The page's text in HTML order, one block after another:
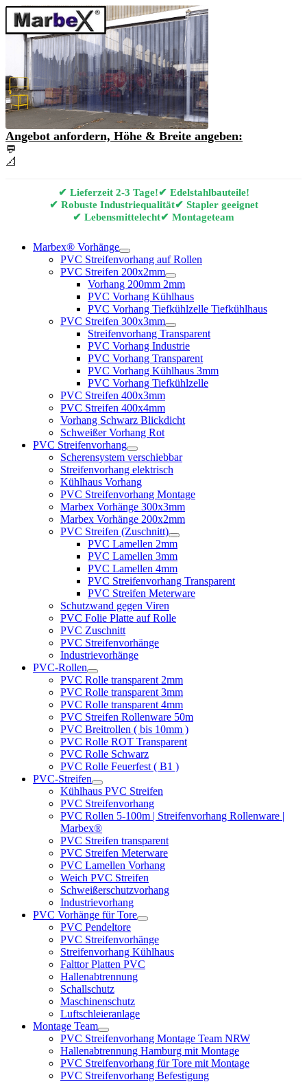
Angebot anfordern, Höhe & Breite angeben:
💬
📐
✔ Lieferzeit 2-3 Tage!✔ Edelstahlbauteile!
✔ Robuste Industriequalität✔ Stapler geeignet
✔ Lebensmittelecht✔ Montageteam
Marbex® Vorhänge
PVC Streifenvorhang auf Rollen
PVC Streifen 200x2mm
Vorhang 200mm 2mm
PVC Vorhang Kühlhaus
PVC Vorhang Tiefkühlzelle Tiefkühlhaus
PVC Streifen 300x3mm
Streifenvorhang Transparent
PVC Vorhang Industrie
PVC Vorhang Transparent
PVC Vorhang Kühlhaus 3mm
PVC Vorhang Tiefkühlzelle
PVC Streifen 400x3mm
PVC Streifen 400x4mm
Vorhang Schwarz Blickdicht
Schweißer Vorhang Rot
PVC Streifenvorhang
Scherensystem verschiebbar
Streifenvorhang elektrisch
Kühlhaus Vorhang
PVC Streifenvorhang Montage
Marbex Vorhänge 300x3mm
Marbex Vorhänge 200x2mm
PVC Streifen (Zuschnitt)
PVC Lamellen 2mm
PVC Lamellen 3mm
PVC Lamellen 4mm
PVC Streifenvorhang Transparent
PVC Streifen Meterware
Schutzwand gegen Viren
PVC Folie Platte auf Rolle
PVC Zuschnitt
PVC Streifenvorhänge
Industrievorhänge
PVC-Rollen
PVC Rolle transparent 2mm
PVC Rolle transparent 3mm
PVC Rolle transparent 4mm
PVC Streifen Rollenware 50m
PVC Breitrollen ( bis 10mm )
PVC Rolle ROT Transparent
PVC Rolle Schwarz
PVC Rolle Feuerfest ( B1 )
PVC-Streifen
Kühlhaus PVC Streifen
PVC Streifenvorhang
PVC Rollen 5-100m | Streifenvorhang Rollenware |
Marbex®
PVC Streifen transparent
PVC Streifen Meterware
PVC Lamellen Vorhang
Weich PVC Streifen
Schweißerschutzvorhang
Industrievorhang
PVC Vorhänge für Tore
PVC Pendeltore
PVC Streifenvorhänge
Streifenvorhang Kühlhaus
Falttor Platten PVC
Hallenabtrennung
Schallschutz
Maschinenschutz
Luftschleieranlage
Montage Team
PVC Streifenvorhang Montage Team NRW
Hallenabtrennung Hamburg mit Montage
PVC Streifenvorhang für Tore mit Montage
PVC Streifenvorhang Befestigung